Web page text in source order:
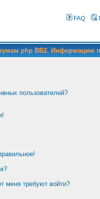
FAQ
php BB2.
пользователей?
меня требуют войти?